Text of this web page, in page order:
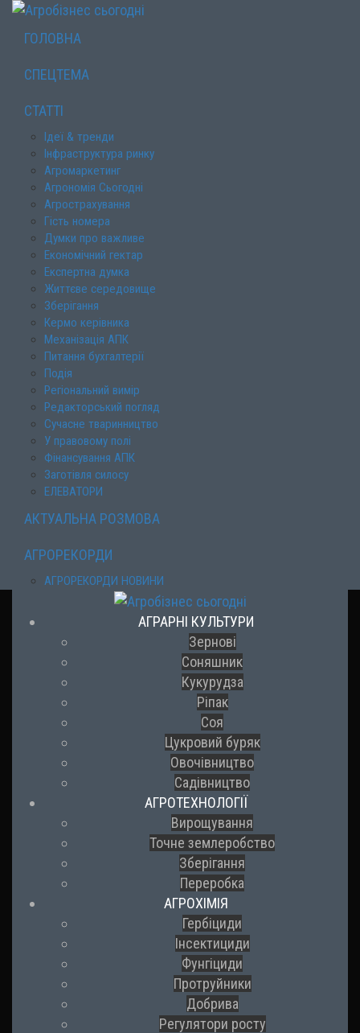
ГОЛОВНА
СПЕЦТЕМА
СТАТТІ
Ідеї & тренди
Інфраструктура ринку
Агромаркетинг
Агрономія Сьогодні
Агрострахування
Гість номера
Думки про важливе
Економічний гектар
Експертна думка
Життєве середовище
Зберігання
Кермо керівника
Механізація АПК
Питання бухгалтерії
Подія
Регіональний вимір
Редакторський погляд
Сучасне тваринництво
У правовому полі
Фінансування АПК
Заготівля силосу
ЕЛЕВАТОРИ
АКТУАЛЬНА РОЗМОВА
АГРОРЕКОРДИ
АГРОРЕКОРДИ НОВИНИ
АГРАРНІ КУЛЬТУРИ
Зернові
Соняшник
Кукурудза
Ріпак
Соя
Цукровий буряк
Овочівництво
Садівництво
АГРОТЕХНОЛОГІЇ
Вирощування
Точне землеробство
Зберігання
Переробка
АГРОХІМІЯ
Гербіциди
Інсектициди
Фунгіциди
Протруйники
Добрива
Регулятори росту